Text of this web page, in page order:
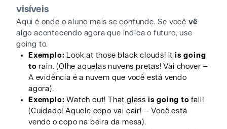
visíveis
Aqui é onde o aluno mais se confunde. Se você vê
algo acontecendo agora que indica o futuro, use
going to.
Exemplo: Look at those black clouds! Itis going
to rain. (Olhe aquelas nuvens pretas! Vai chover —
A evidência é a nuvem que você está vendo
agora).
Exemplo: Watch out! That glass is going to fall!
(Cuidado! Aquele copo vai cair! — Você está
vendo o copo na beira da mesa).